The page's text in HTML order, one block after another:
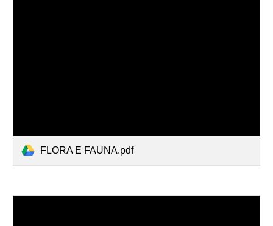
FLORA E FAUNA.pdf